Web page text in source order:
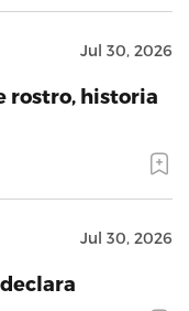
Jul 30, 2026
rostro, historia
Jul 30, 2026